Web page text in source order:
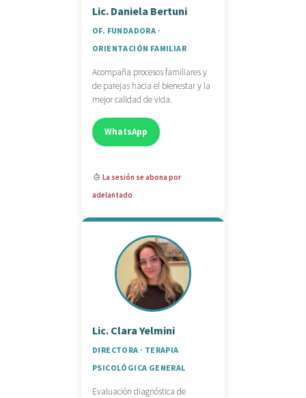
Lic. Daniela Bertuni
OF. FUNDADORA ·
ORIENTACIÓN FAMILIAR
Acompaña procesos familiares y
de parejas hacia el bienestar y la
mejor calidad de vida.
WhatsApp
La sesión se abona por
adelantado
Lic. Clara Yelmini
DIRECTORA · TERAPIA
PSICOLÓGICA GENERAL
Evaluación diagnóstica de